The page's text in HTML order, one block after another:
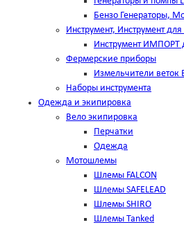
Бензо Генераторы,
Инструмент, Инструмент
Инструмент ИМПОРТ
Фермерские приборы
Измельчители
Наборы инструмента
Одежда и экипировка
Вело экипировка
Перчатки
Одежда
Мотошлемы
Шлемы FALCON
Шлемы SAFELEAD
Шлемы SHIRO
Шлемы Tanked